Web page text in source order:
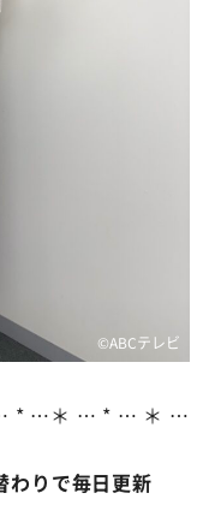
タ
©ABCテレビ
* …＊ … * … ＊ …
わりで毎日更新